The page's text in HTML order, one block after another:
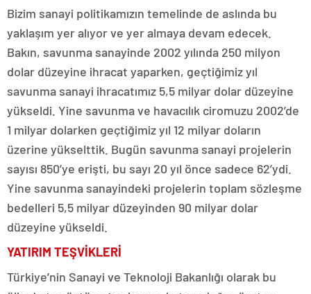
Bizim sanayi politikamızın temelinde de aslında bu
yaklaşım yer alıyor ve yer almaya devam edecek.
Bakın, savunma sanayinde 2002 yılında 250 milyon
dolar düzeyine ihracat yaparken, geçtiğimiz yıl
savunma sanayi ihracatımız 5,5 milyar dolar düzeyine
yükseldi. Yine savunma ve havacılık ciromuzu 2002’de
1 milyar dolarken geçtiğimiz yıl 12 milyar doların
üzerine yükselttik. Bugün savunma sanayi projelerin
sayısı 850’ye erişti, bu sayı 20 yıl önce sadece 62’ydi.
Yine savunma sanayindeki projelerin toplam sözleşme
bedelleri 5,5 milyar düzeyinden 90 milyar dolar
düzeyine yükseldi.
YATIRIM TEŞVİKLERİ
Türkiye’nin Sanayi ve Teknoloji Bakanlığı olarak bu